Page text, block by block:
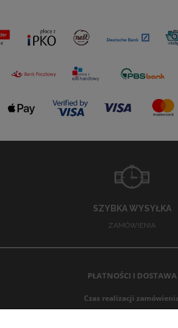
SZYBKA WYSYŁKA
ZAMÓWIENIA
PŁATNOŚCI I DOSTAWA
Czas realizacji
Czas i koszt dostawy